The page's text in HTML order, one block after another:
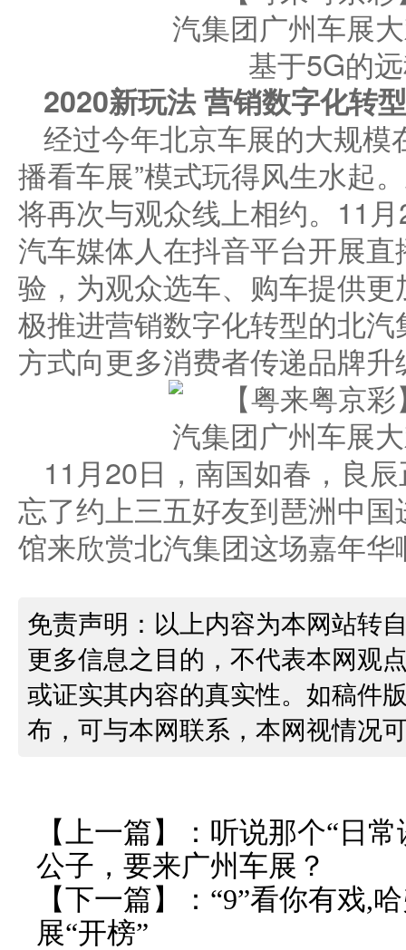
基于5G的
2020新玩法 营销数字化转
经过今年北京车展的大规模
播看车展”模式玩得风生水起
将再次与观众线上相约。11
汽车媒体人在抖音平台开展
验，为观众选车、购车提供
极推进营销数字化转型的北
方式向更多消费者传递品牌
11月20日，南国如春，良
忘了约上三五好友到琶洲中
馆来欣赏北汽集团这场嘉年华
免责声明：以上内容为本网站转
更多信息之目的，不代表本网观
或证实其内容的真实性。如稿件
布，可与本网联系，本网视情况
【上一篇】： 听说那个“日
公子，要来广州车展？
【下一篇】： “9”看你有戏,
展“开榜”